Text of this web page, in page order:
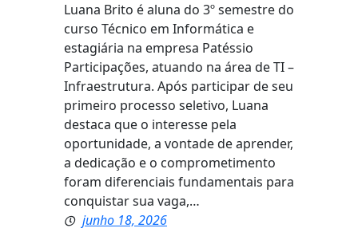
Luana Brito é aluna do 3º semestre do
curso Técnico em Informática e
estagiária na empresa Patéssio
Participações, atuando na área de TI –
Infraestrutura. Após participar de seu
primeiro processo seletivo, Luana
destaca que o interesse pela
oportunidade, a vontade de aprender,
a dedicação e o comprometimento
foram diferenciais fundamentais para
conquistar sua vaga,…
junho 18, 2026